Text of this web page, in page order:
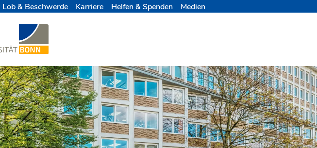
Lob & Beschwerde Karriere Helfen & Spenden Medien